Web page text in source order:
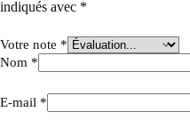
indiqués avec *
Votre note *
Nom *
E-mail *